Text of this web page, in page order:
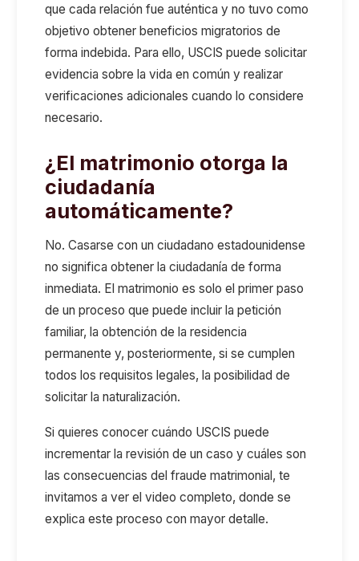
que cada relación fue auténtica y no tuvo como
objetivo obtener beneficios migratorios de
forma indebida. Para ello, USCIS puede solicitar
evidencia sobre la vida en común y realizar
verificaciones adicionales cuando lo considere
necesario.
¿El matrimonio otorga la
ciudadanía
automáticamente?
No. Casarse con un ciudadano estadounidense
no significa obtener la ciudadanía de forma
inmediata. El matrimonio es solo el primer paso
de un proceso que puede incluir la petición
familiar, la obtención de la residencia
permanente y, posteriormente, si se cumplen
todos los requisitos legales, la posibilidad de
solicitar la naturalización.
Si quieres conocer cuándo USCIS puede
incrementar la revisión de un caso y cuáles son
las consecuencias del fraude matrimonial, te
invitamos a ver el video completo, donde se
explica este proceso con mayor detalle.